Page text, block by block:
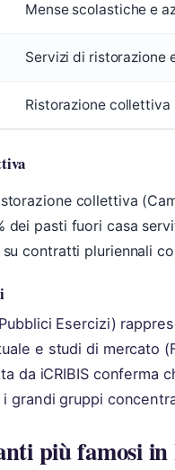
Mense scolastiche e
Servizi di ristorazione
Ristorazione collettiva
collettiva
dei pasti fuori casa
contratti pluriennali
Esercizi)
e studi di mercato
da iCRIBIS conferma
grandi gruppi
più famosi